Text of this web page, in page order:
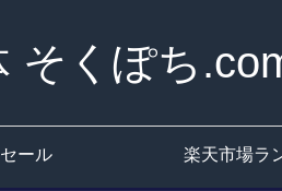
そくぽち
ール 楽天市場ラ